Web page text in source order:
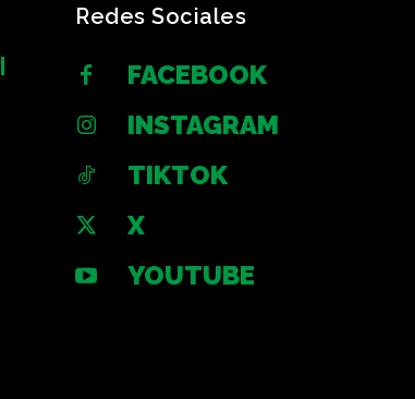
Redes Sociales
FACEBOOK
INSTAGRAM
TIKTOK
X
YOUTUBE